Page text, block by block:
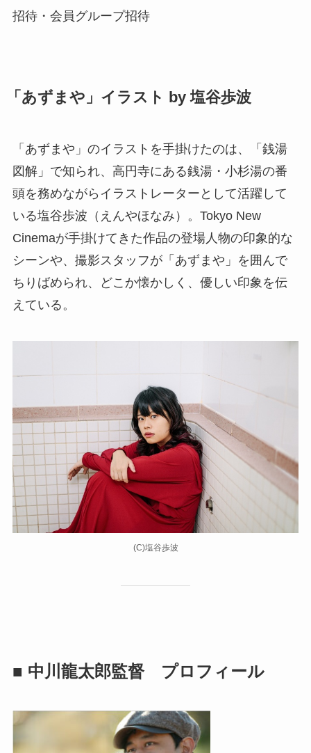
招待・会員グループ招待
「あずまや」イラスト by 塩谷歩波
「あずまや」のイラストを手掛けたのは、「銭湯
図解」で知られ、高円寺にある銭湯・小杉湯の番
頭を務めながらイラストレーターとして活躍して
いる塩谷歩波（えんやほなみ）。Tokyo New
Cinemaが手掛けてきた作品の登場人物の印象的な
シーンや、撮影スタッフが「あずまや」を囲んで
ちりばめられ、どこか懐かしく、優しい印象を伝
えている。
(C)塩谷歩波
■ 中川龍太郎監督 プロフィール